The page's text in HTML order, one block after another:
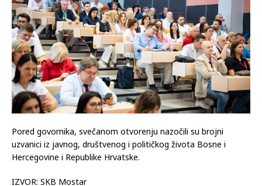
Pored govornika, svečanom otvorenju nazočili su brojni
uzvanici iz javnog, društvenog i političkog života Bosne i
Hercegovine i Republike Hrvatske.